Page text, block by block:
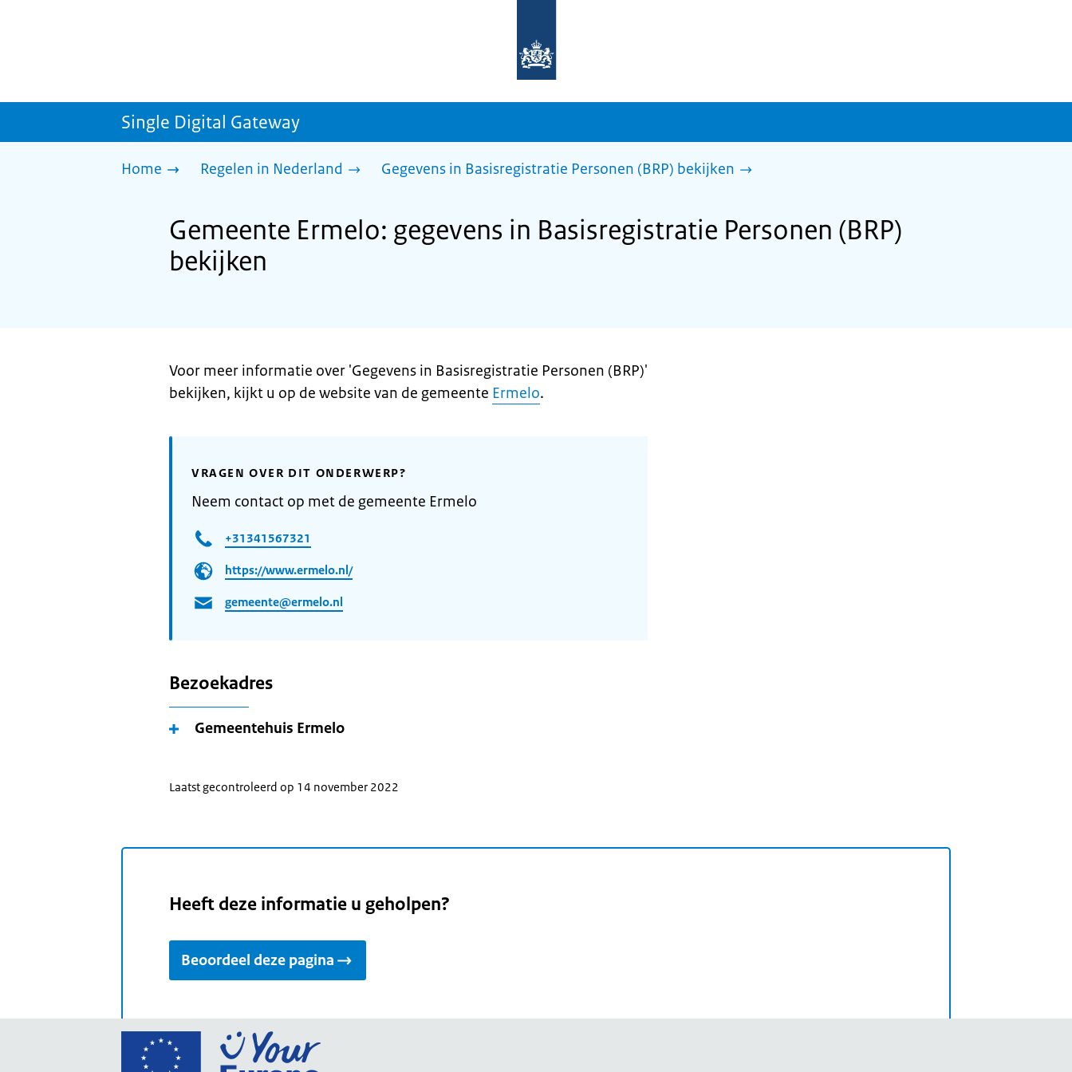
homepage
sdg.rijksoverheid.nl
Single Digital Gateway
Home Regelen in Nederland Gegevens in Basisregistratie Personen (BRP) bekijken
Gemeente Ermelo: gegevens in Basisregistratie Personen (BRP)
bekijken
Voor meer informatie over 'Gegevens in Basisregistratie Personen (BRP)'
bekijken, kijkt u op de website van de gemeente Ermelo.
VRAGEN OVER DIT ONDERWERP?
Neem contact op met de gemeente Ermelo
+31341567321
https://www.ermelo.nl/
gemeente@ermelo.nl
Bezoekadres
Gemeentehuis Ermelo
Laatst gecontroleerd op 14 november 2022
Heeft deze informatie u geholpen?
Beoordeel deze pagina
Ga